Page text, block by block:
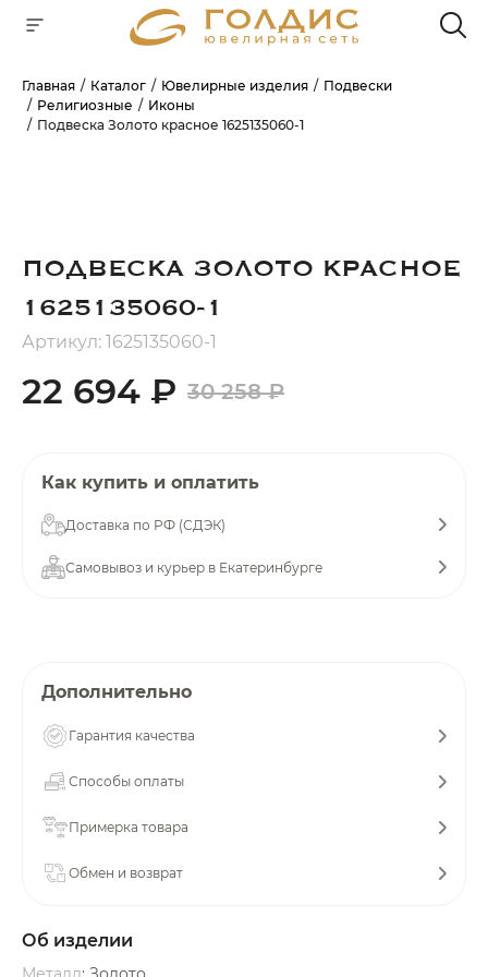
Главная Каталог Ювелирные изделия
Подвески
Религиозные
Иконы
Подвеска Золото красное 1625135060-1
ПОДВЕСКА ЗОЛОТО КРАСНОЕ
1625135060-1
Артикул: 1625135060-1
22 694 ₽ 30 258 ₽
Как купить и оплатить
Доставка по РФ (СДЭК)
Самовывоз и курьер в Екатеринбурге
Дополнительно
Гарантия качества
Способы оплаты
Примерка товара
Обмен и возврат
Об изделии
Для клиентов всех банков
ГРАФИК ПЛАТЕЖЕЙ
Сегодня
Добавляйте товары
выбранный способом
списываться
по25%каждые 2 недели
Подробнее